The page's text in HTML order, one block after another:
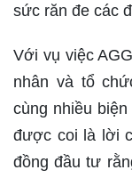
sức răn đe các
Với vụ việc
nhân và tổ
cùng nhiều
được coi là lời
đồng đầu tư